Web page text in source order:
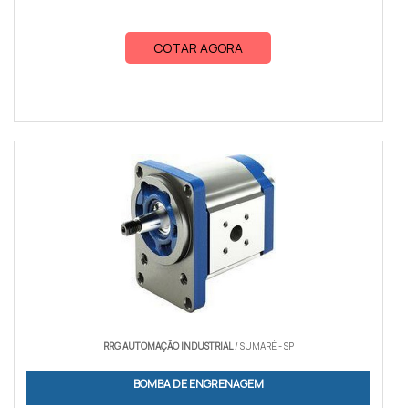
COTAR AGORA
RRG AUTOMAÇÃO INDUSTRIAL/ SUMARÉ - SP
BOMBA DE ENGRENAGEM